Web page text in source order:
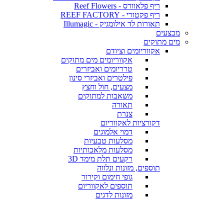
ריף פלאוורס - Reef Flowers
ריף פקטורי - REEF FACTORY
תאורות לד אילומגיק - Illumagic
מבצעים
מים מתוקים
אקווריומים וציודם
אקווריומים מים מתוקים
טרריומים ואביזרים
פילטרים ואביזרי סינון
מצעים, חול וחצץ
משאבות למתוקים
תאורה
צנרת
דקורציות לאקווריום
דמוי אלמוגים
מסלעות טבעיות
מסלעות מלאכותיות
רקעים תלת מימד 3D
תוספים, מזונות ונלווה
גופי חימום וקירור
תוספים לאקווריום
מזונות לדגים